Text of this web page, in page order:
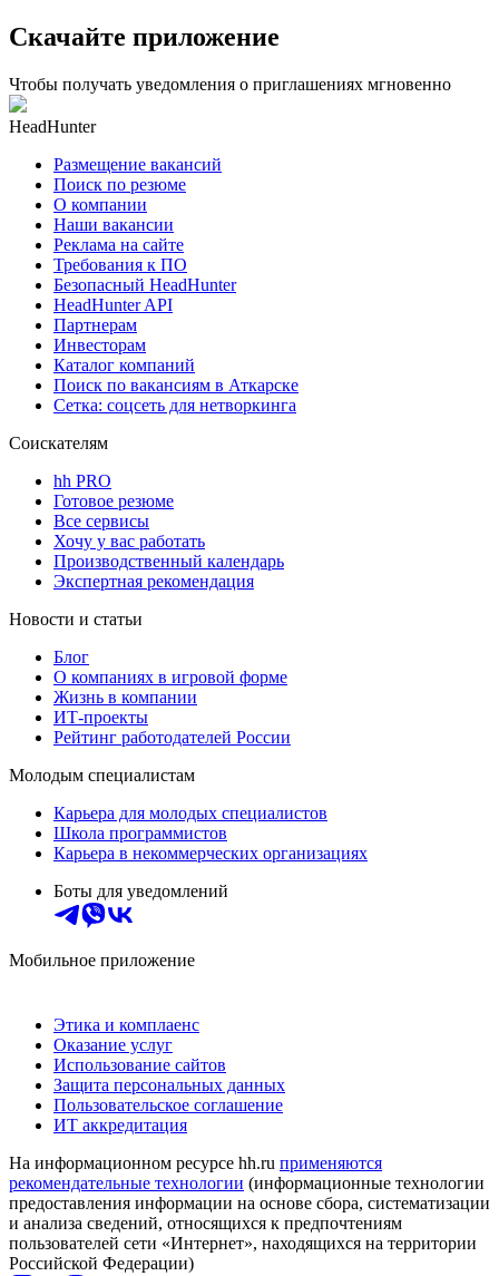
Скачайте приложение
Чтобы получать уведомления о приглашениях мгновенно
HeadHunter
Размещение вакансий
Поиск по резюме
О компании
Наши вакансии
Реклама на сайте
Требования к ПО
Безопасный HeadHunter
HeadHunter API
Партнерам
Инвесторам
Каталог компаний
Поиск по вакансиям в Аткарске
Сетка: соцсеть для нетворкинга
Соискателям
hh PRO
Готовое резюме
Все сервисы
Хочу у вас работать
Производственный календарь
Экспертная рекомендация
Новости и статьи
Блог
О компаниях в игровой форме
Жизнь в компании
ИТ-проекты
Рейтинг работодателей России
Молодым специалистам
Карьера для молодых специалистов
Школа программистов
Карьера в некоммерческих организациях
Боты для уведомлений
Мобильное приложение
Этика и комплаенс
Оказание услуг
Использование сайтов
Защита персональных данных
Пользовательское соглашение
ИТ аккредитация
На информационном ресурсе hh.ru применяются
рекомендательные технологии (информационные технологии
предоставления информации на основе сбора, систематизации
и анализа сведений, относящихся к предпочтениям
пользователей сети «Интернет», находящихся на территории
Российской Федерации)